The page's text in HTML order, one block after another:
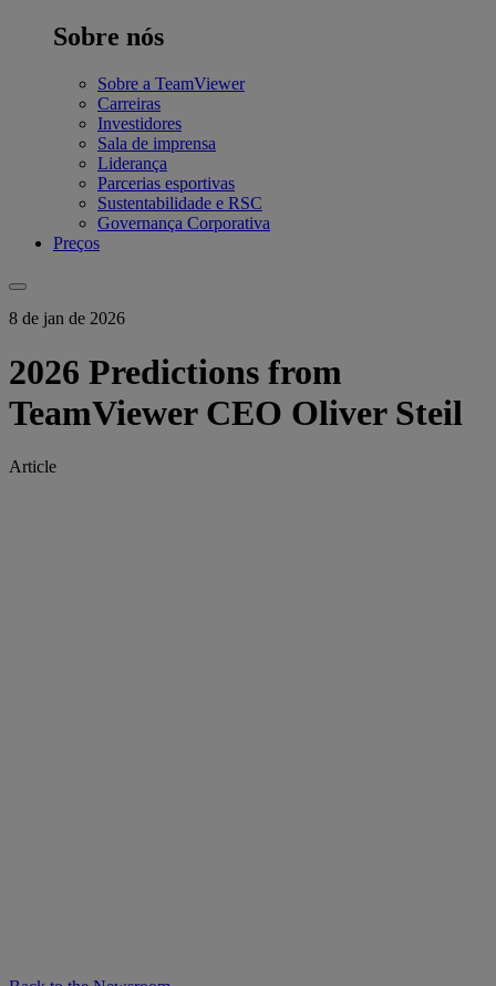
Sobre nós
Sobre a TeamViewer
Carreiras
Investidores
Sala de imprensa
Liderança
Parcerias esportivas
Sustentabilidade e RSC
Governança Corporativa
Preços
8 de jan de 2026
2026 Predictions from
TeamViewer CEO Oliver Steil
Article